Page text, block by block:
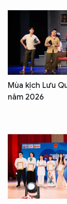
Mùa kịch Lưu
năm 2026